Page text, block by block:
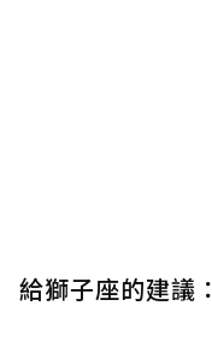
給獅子座的建議：